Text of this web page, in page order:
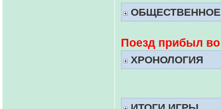
Поезд прибыл
ХРОНОЛОГИЯ